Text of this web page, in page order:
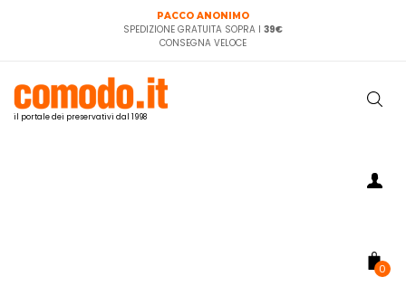
PACCO ANONIMO
SPEDIZIONE GRATUITA SOPRA I 39€
CONSEGNA VELOCE
il portale dei preservativi dal 1998
0